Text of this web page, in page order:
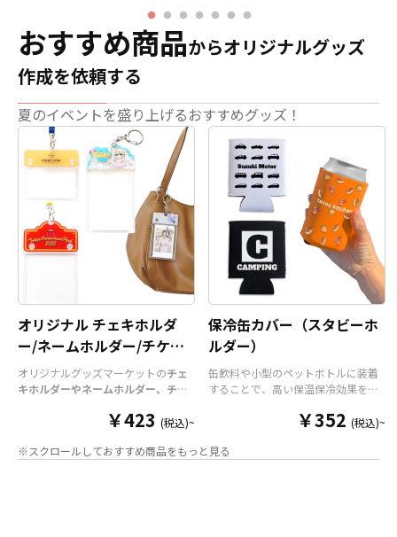
おすすめ商品からオリジナルグッズ
作成を依頼する
夏のイベントを盛り上げるおすすめグッズ！
オリジナル チェキホルダ
ー/ネームホルダー/チケッ
トホルダー
オリジナルグッズマーケットのチェ
キホルダーやネームホルダー、チケ
ダーパーツを組み合わせた今まであ
です。透明度が高く美しいアクリル
￥423 (税込)~
保冷缶カバー（スタビーホ
ルダー）
缶飲料や小型のペットボトルに装着
することで、高い保温保冷効果を発
ダー）をOEM製作できます。使わな
携帯性に優れています。オールシー
￥352 (税込)~
※スクロールしておすすめ商品をもっと見る